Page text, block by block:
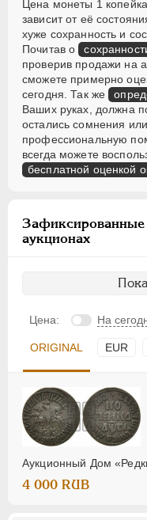
Цена монеты 1
зависит от её
хуже сохранность и
Почитав о
проверив продажи на
сможете примерно
сегодня. Так же
Ваших руках, должна
остались сомнения
профессиональную
всегда можете
бесплатной оценкой
аукционах
Цена: На
ORIGINAL EUR
Аукционный Дом
4 000 RUB